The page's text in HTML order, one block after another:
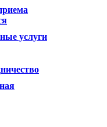
услуги